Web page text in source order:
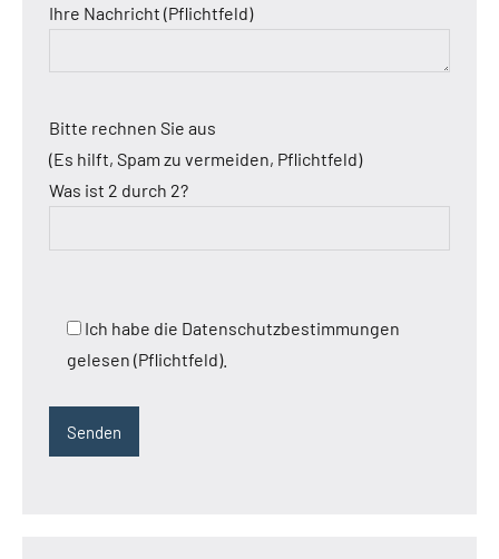
Ihre Nachricht (Pflichtfeld)
Bitte rechnen Sie aus
(Es hilft, Spam zu vermeiden, Pflichtfeld)
Was ist 2 durch 2?
Ich habe die Datenschutzbestimmungen
gelesen (Pflichtfeld).